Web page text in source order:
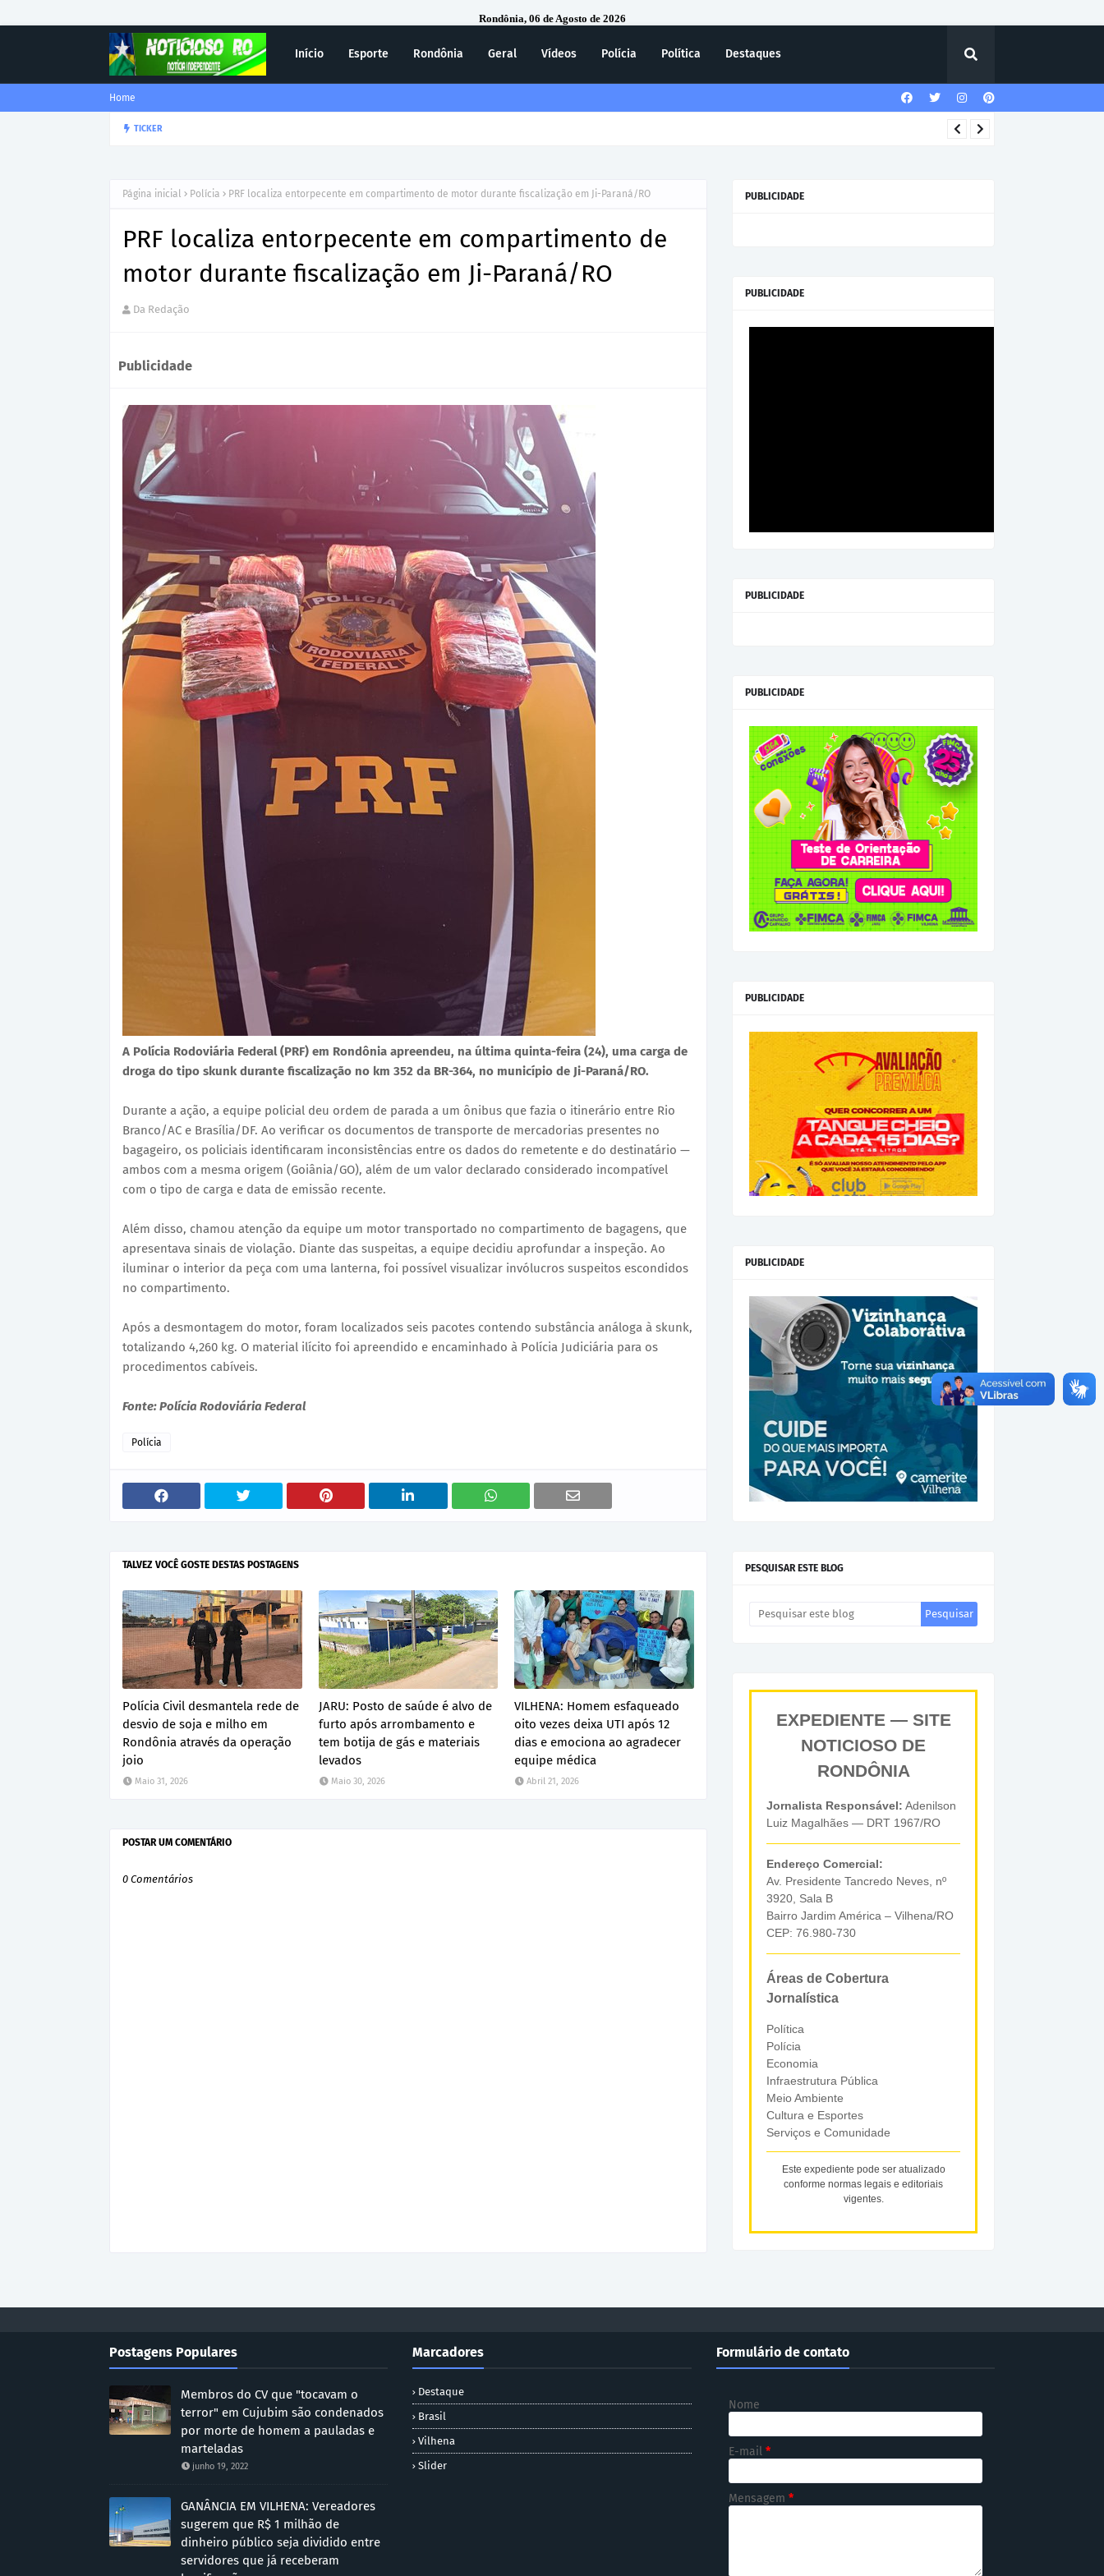
Rondônia, 06 de Agosto de 2026
Início Esporte Rondônia Geral Vídeos Polícia Política Destaques
Home
TICKER
Página inicial Polícia PRF localiza entorpecente em compartimento de motor durante fiscalização em Ji-Paraná/RO
PRF localiza entorpecente em compartimento de
motor durante fiscalização em Ji-Paraná/RO
Da Redação
Publicidade
A Polícia Rodoviária Federal (PRF) em Rondônia apreendeu, na última quinta-feira (24), uma carga de
droga do tipo skunk durante fiscalização no km 352 da BR-364, no município de Ji-Paraná/RO.
Durante a ação, a equipe policial deu ordem de parada a um ônibus que fazia o itinerário entre Rio
Branco/AC e Brasília/DF. Ao verificar os documentos de transporte de mercadorias presentes no
bagageiro, os policiais identificaram inconsistências entre os dados do remetente e do destinatário —
ambos com a mesma origem (Goiânia/GO), além de um valor declarado considerado incompatível
com o tipo de carga e data de emissão recente.
Além disso, chamou atenção da equipe um motor transportado no compartimento de bagagens, que
apresentava sinais de violação. Diante das suspeitas, a equipe decidiu aprofundar a inspeção. Ao
iluminar o interior da peça com uma lanterna, foi possível visualizar invólucros suspeitos escondidos
no compartimento.
Após a desmontagem do motor, foram localizados seis pacotes contendo substância análoga à skunk,
totalizando 4,260 kg. O material ilícito foi apreendido e encaminhado à Polícia Judiciária para os
procedimentos cabíveis.
Fonte: Polícia Rodoviária Federal
Polícia
TALVEZ VOCÊ GOSTE DESTAS POSTAGENS
Polícia Civil desmantela rede de
desvio de soja e milho em
Rondônia através da operação
joio
Maio 31, 2026
JARU: Posto de saúde é alvo de
furto após arrombamento e
tem botija de gás e materiais
levados
Maio 30, 2026
VILHENA: Homem esfaqueado
oito vezes deixa UTI após 12
dias e emociona ao agradecer
equipe médica
Abril 21, 2026
POSTAR UM COMENTÁRIO
0 Comentários
PUBLICIDADE
PUBLICIDADE
PUBLICIDADE
PUBLICIDADE
PUBLICIDADE
PUBLICIDADE
PESQUISAR ESTE BLOG
EXPEDIENTE — SITE
NOTICIOSO DE
RONDÔNIA
Jornalista Responsável: Adenilson
Luiz Magalhães — DRT 1967/RO
Endereço Comercial:
Av. Presidente Tancredo Neves, nº
3920, Sala B
Bairro Jardim América – Vilhena/RO
CEP: 76.980-730
Áreas de Cobertura
Jornalística
Política
Polícia
Economia
Infraestrutura Pública
Meio Ambiente
Cultura e Esportes
Serviços e Comunidade
Este expediente pode ser atualizado
conforme normas legais e editoriais
vigentes.
Postagens Populares
Membros do CV que "tocavam o
terror" em Cujubim são condenados
por morte de homem a pauladas e
marteladas
junho 19, 2022
GANÂNCIA EM VILHENA: Vereadores
sugerem que R$ 1 milhão de
dinheiro público seja dividido entre
servidores que já receberam
Marcadores
Destaque
Brasil
Vilhena
Slider
Formulário de contato
Nome
E-mail *
Mensagem *